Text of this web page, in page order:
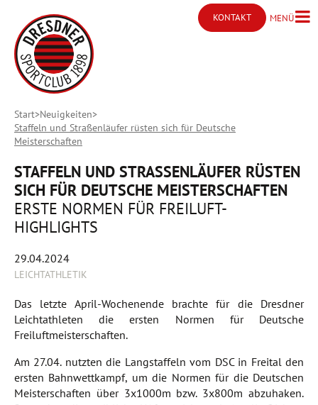
KONTAKT
Kontakt öffnen
MENÜMenü
Start Neuigkeiten
Staffeln und Straßenläufer rüsten sich für Deutsche
Meisterschaften
STAFFELN UND STRASSENLÄUFER RÜSTEN S
ICH FÜR DEUTSCHE MEISTERSCHAFTEN
ERSTE NORMEN FÜR FREILUFT-
HIGHLIGHTS
29.04.2024
LEICHTATHLETIK
Das letzte April-Wochenende brachte für die Dresdner
Leichtathleten die ersten Normen für Deutsche
Freiluftmeisterschaften.
Am 27.04. nutzten die Langstaffeln vom DSC in Freital den
ersten Bahnwettkampf, um die Normen für die Deutschen
Meisterschaften über 3x1000m bzw. 3x800m abzuhaken.